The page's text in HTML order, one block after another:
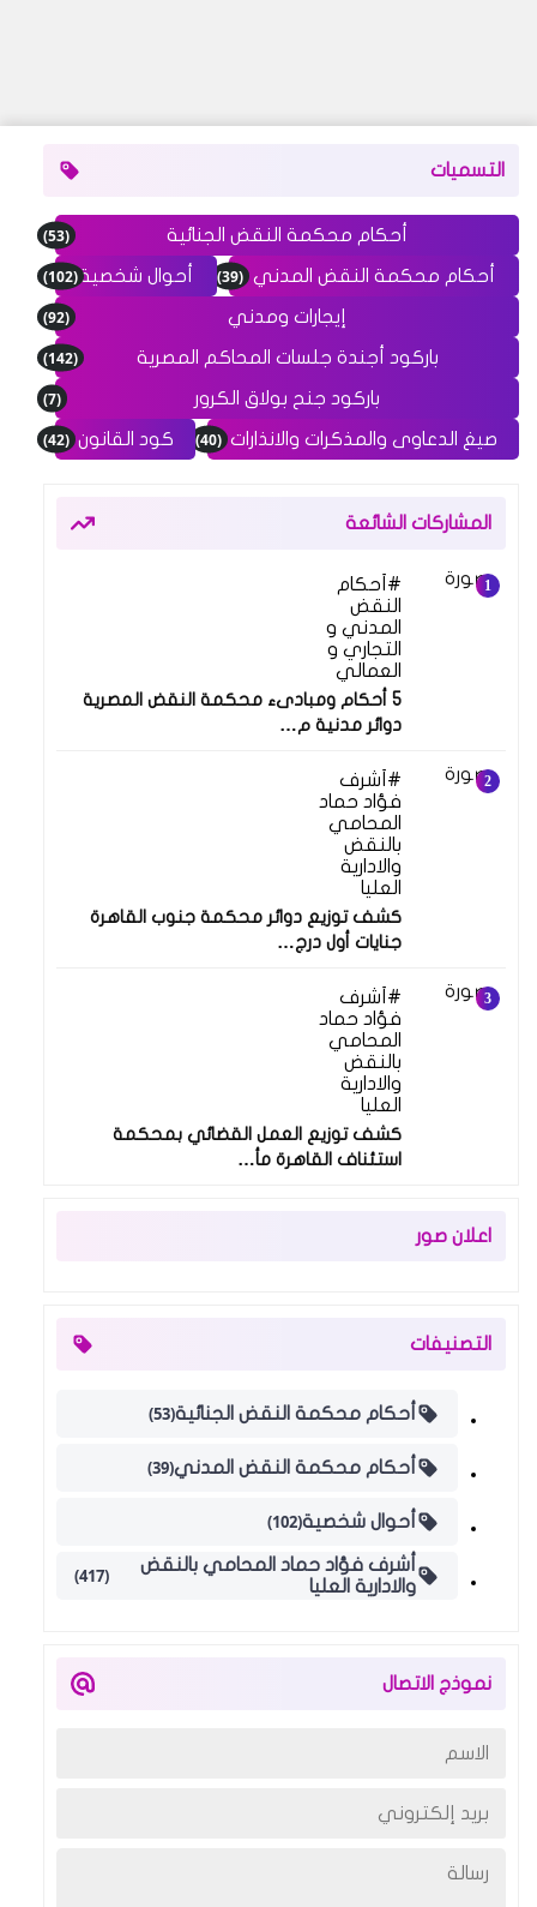
التسميات
أحكام محكمة النقض الجنائية (53)
أحكام محكمة النقض المدني (39) أحوال شخصية(102)
إيجارات ومدني (92)
باركود أجندة جلسات المحاكم المصرية (142)
باركود جنح بولاق الكرور (7)
صيغ الدعاوى والمذكرات والانذارات (40) كود القانون (42)
المشاركات الشائعة
أحكام
النقض
المدني و
التجاري و
العمالي
5 أحكام ومبادىء محكمة النقض المصرية
دوائر مدنية م…
أشرف
فؤاد حماد
المحامي
بالنقض
والادارية
العليا
كشف توزيع دوائر محكمة جنوب القاهرة
جنايات أول درج…
أشرف
فؤاد حماد
المحامي
بالنقض
والادارية
العليا
كشف توزيع العمل القضائي بمحكمة
استئناف القاهرة مأ…
اعلان صور
التصنيفات
أحكام محكمة النقض الجنائية(53)
أحكام محكمة النقض المدني(39)
أحوال شخصية(102)
أشرف فؤاد حماد المحامي بالنقض
والادارية العليا
(417)
نموذج الاتصال